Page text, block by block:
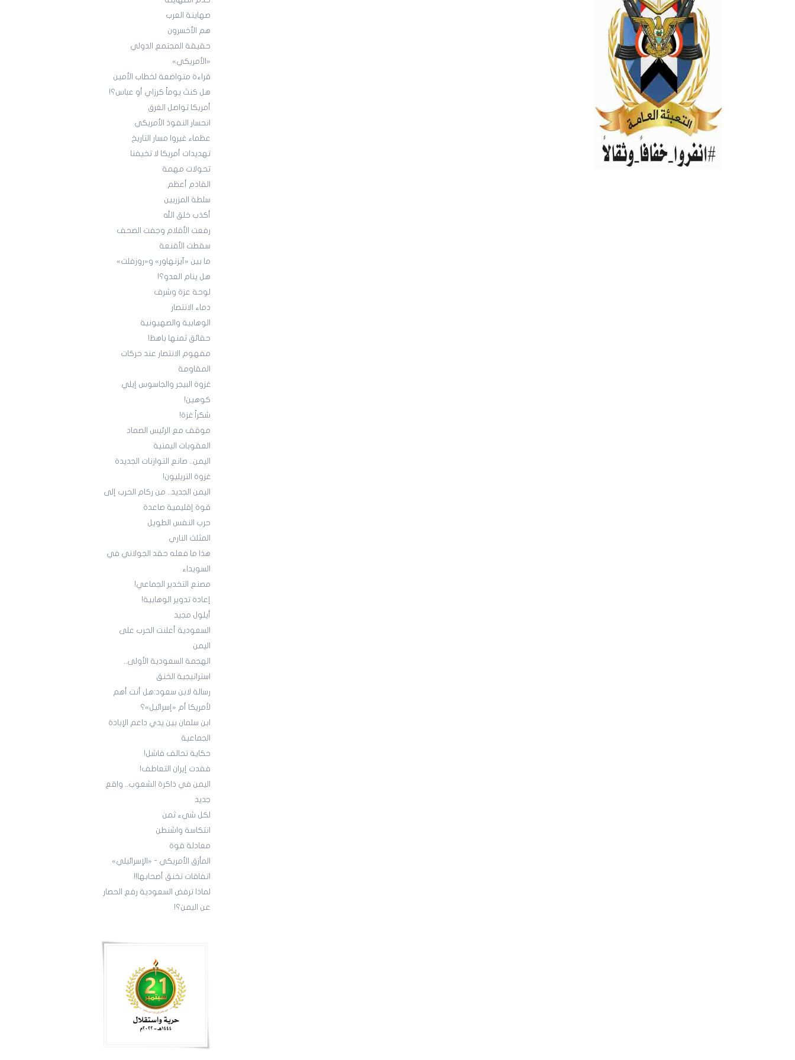
صهاينة العرب
هم الأخسرون
حقيقة المجتمع الدولي
«الأمريكي»
قراءة متواضعة لخطاب الأمين
هل كنتَ يوماً كرزاي أو عباس؟!
أمريكا تواصل الغرق
انحسار النفوذ الأمريكي
عظماء غيروا مسار التاريخ
تهديدات أمريكا لا تخيفنا
تحولات مهمة
القادم أعظم
سلطة المزريين
أكذب خلق الله
رفعت الأقلام وجفت الصحف‎
سقطت الأقنعة
ما بين «آيزنهاور» و«روزفلت»
هل ينام العدو؟!
لوحة عزة وشرف
دماء الانتصار
الوهابية والصهيونية
حقائق ثمنها باهظ!
مفهوم الانتصار عند حركات
المقاومة
غزوة البيجر والجاسوس إيلي
كوهين!‏
شكراً غزة‎!
موقف مع الرئيس الصماد
العقوبات اليمنية
‏اليمن.. صانع التوازنات الجديدة
غزوة التريليون!
‏اليمن الجديد.. من ركام الحرب إلى
قوة إقليمية صاعدة
حرب النفس الطويل
المثلث الناري
هذا ما فعله حقد الجولاني في
السويداء
مصنع التخدير الجماعي!
إعادة تدوير ‏الوهابية!
أيلول مجيد
السعودية أعلنت الحرب على
اليمن
الهجمة السعودية الأولى..
استراتيجية الخنق
‏رسالة لابن سعود:‏هل أنت أهم
لأمريكا أم «إسرائيل»؟
ابن سلمان بين يدي داعم الإبادة
الجماعية
حكاية تحالف فاشل!
‏فقدت إيران التعاطف!
اليمن في ذاكرة الشعوب.. واقع
جديد
لكل شيء ثمن
انتكاسة واشنطن
معادلة قوة
‏المأزق الأمريكي - «الإسرائيلي»
‏اتفاقات تخنق أصحابها!!
‏لماذا ترفض السعودية رفع الحصار
عن اليمن؟!